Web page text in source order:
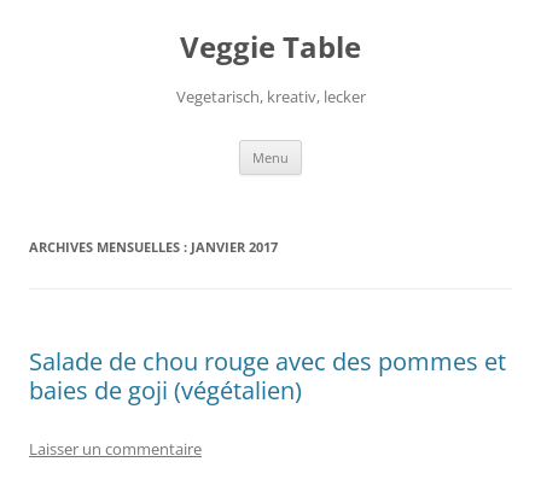
Veggie Table
Vegetarisch, kreativ, lecker
Menu
ARCHIVES MENSUELLES : JANVIER 2017
Salade de chou rouge avec des pommes et
baies de goji (végétalien)
Laisser un commentaire